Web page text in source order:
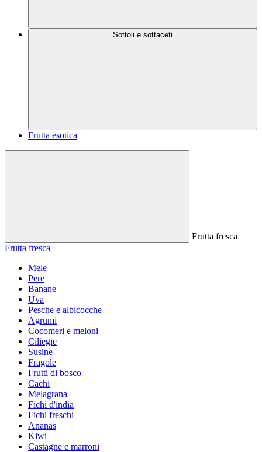
Sottoli e sottaceti
Frutta esotica
Frutta fresca
Frutta fresca
Mele
Pere
Banane
Uva
Pesche e albicocche
Agrumi
Cocomeri e meloni
Ciliegie
Susine
Fragole
Frutti di bosco
Cachi
Melagrana
Fichi d'india
Fichi freschi
Ananas
Kiwi
Castagne e marroni